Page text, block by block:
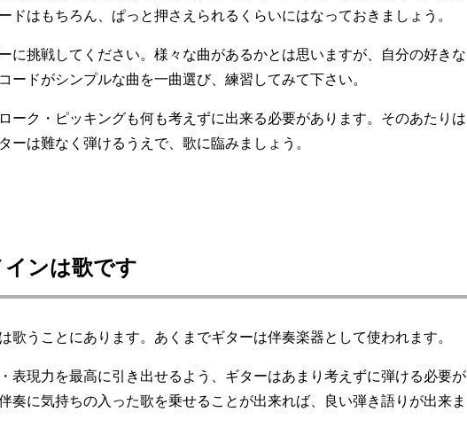
ドはもちろん、ぱっと押さえられるくらいにはなっておきましょう。
に挑戦してください。様々な曲があるかとは思いますが、自分の好きな
ードがシンプルな曲を一曲選び、練習してみて下さい。
ーク・ピッキングも何も考えずに出来る必要があります。そのあたりは
ーは難なく弾けるうえで、歌に臨みましょう。
ンは歌です
歌うことにあります。あくまでギターは伴奏楽器として使われます。
表現力を最高に引き出せるよう、ギターはあまり考えずに弾ける必要が
奏に気持ちの入った歌を乗せることが出来れば、良い弾き語りが出来ま